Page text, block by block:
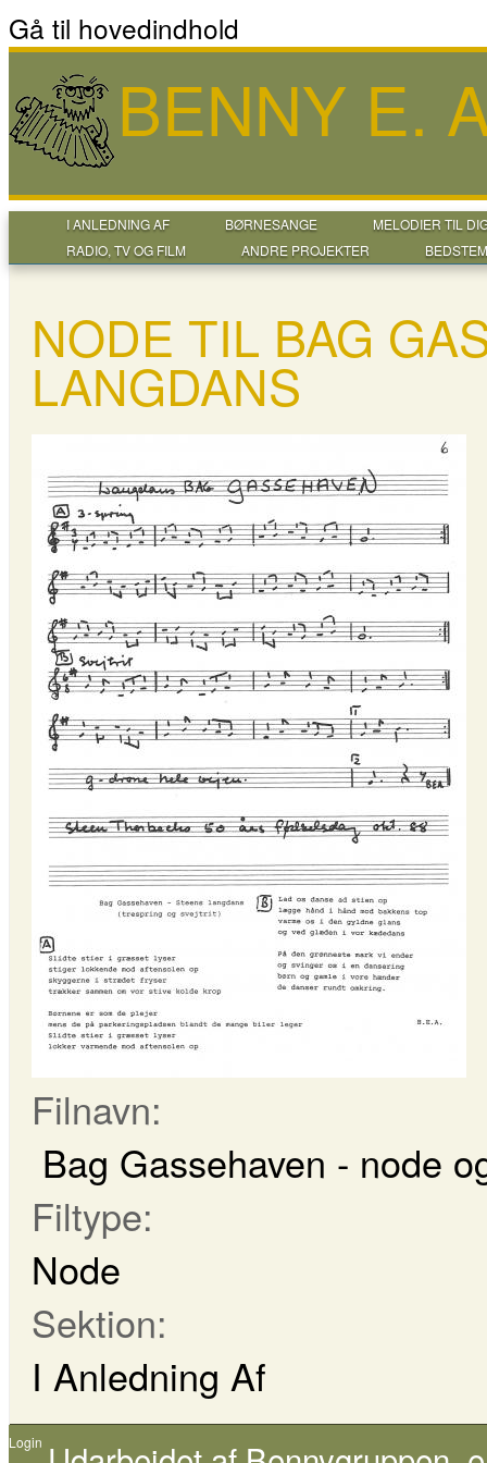
Gå til hovedindhold
BENNY E.
I ANLEDNING AF BØRNESANGE
MELODIER TIL
RADIO, TV OG FILM
ANDRE PROJEKTER
NODE TIL BAG
LANGDANS
Filnavn:
Bag Gassehaven - node
Filtype:
Node
Sektion:
I Anledning Af
Login